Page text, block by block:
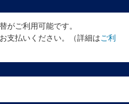
がご利用可能です。
支払いください。（詳細はご利